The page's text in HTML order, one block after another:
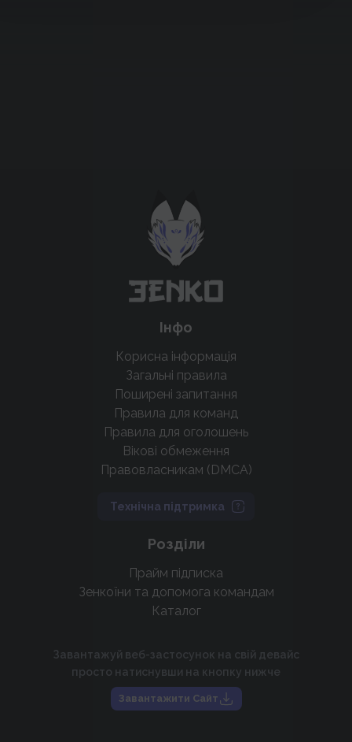
крутих нововведень
Підтримати проєкт
Інфо
Корисна інформація
Загальні правила
Поширені запитання
Правила для команд
Правила для оголошень
Вікові обмеження
Правовласникам (DMCA)
Технічна підтримка
Розділи
Прайм підписка
Зенкоїни та допомога командам
Каталог
Завантажуй веб-застосунок на свій девайс
просто натиснувши на кнопку нижче
Завантажити Сайт